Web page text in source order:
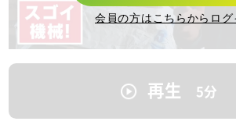
会員の方はこちらからログ
再生 5分